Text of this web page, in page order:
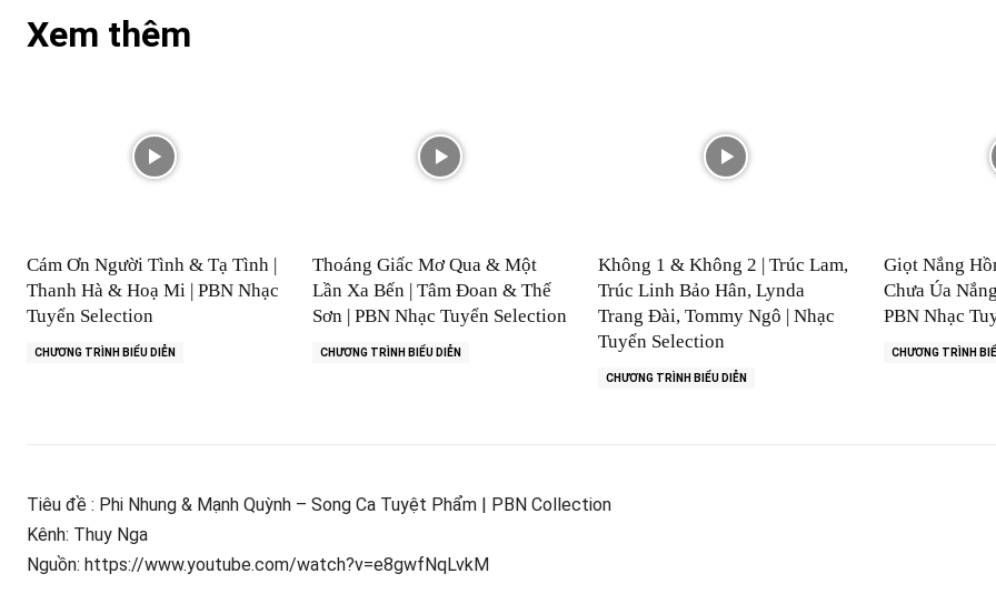
Xem thêm
Cám Ơn Người Tình & Tạ Tình |
Thanh Hà & Hoạ Mi | PBN Nhạc
Tuyển Selection
CHƯƠNG TRÌNH BIỂU DIỄN
Thoáng Giấc Mơ Qua & Một
Lần Xa Bến | Tâm Đoan & Thế
Sơn | PBN Nhạc Tuyển Selection
CHƯƠNG TRÌNH BIỂU DIỄN
Không 1 & Không 2 | Trúc Lam,
Trúc Linh Bảo Hân, Lynda
Trang Đài, Tommy Ngô | Nhạc
Tuyển Selection
CHƯƠNG TRÌNH BIỂU DIỄN
Giọt Nắng
Chưa Úa
PBN Nhạc
CHƯƠNG TRÌNH
Tiêu đề : Phi Nhung & Mạnh Quỳnh – Song Ca Tuyệt Phẩm | PBN Collection
Kênh: Thuy Nga
Nguồn: https://www.youtube.com/watch?v=e8gwfNqLvkM